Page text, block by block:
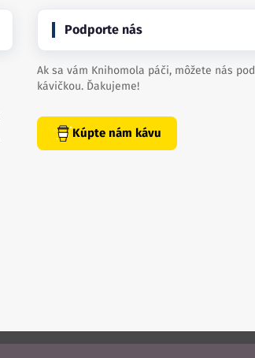
Podporte nás
Ak sa vám Knihomola páči, môžete nás
kávičkou. Ďakujeme!
Kúpte nám kávu